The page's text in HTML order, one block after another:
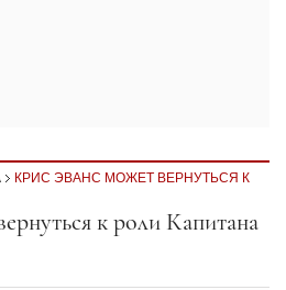
КРИС ЭВАНС МОЖЕТ ВЕРНУТЬСЯ К
к роли Капитана